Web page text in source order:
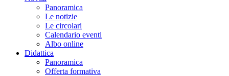
Panoramica
Le notizie
Le circolari
Calendario eventi
Albo online
Didattica
Panoramica
Offerta formativa